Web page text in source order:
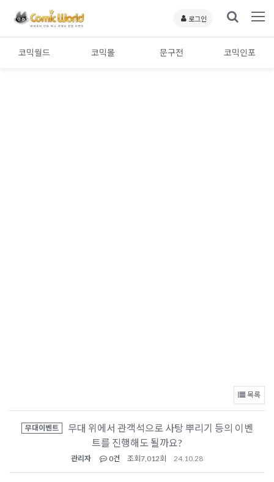
로그인
코믹월드 코믹몰 문구전 코믹인포
목록
무대이벤트
무대 위에서 관객석으로 사탕 뿌리기 등의 이벤
트를 진행해도 될까요?
관리자 0건 조회 7,012회 24.10.28